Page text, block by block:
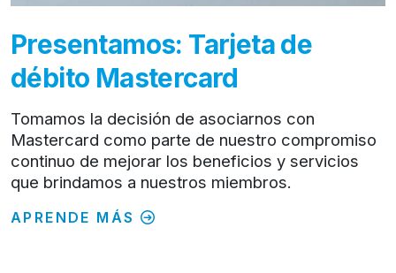
Presentamos: Tarjeta de
débito Mastercard
Tomamos la decisión de asociarnos con
Mastercard como parte de nuestro compromiso
continuo de mejorar los beneficios y servicios
que brindamos a nuestros miembros.
APRENDE MÁS